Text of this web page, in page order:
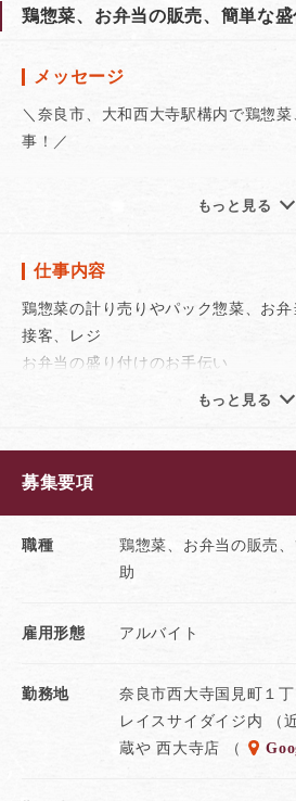
鶏惣菜、お弁当の販売、簡単な
メッセージ
＼奈良市、大和西大寺駅構内で鶏惣
事！／
◆学生さんに嬉しい待遇。テスト中、
い！
◆長く続けるスタッフ多数！
◆販売未経験でも大歓迎！
◆小さい店舗ですが学生さんが沢山活
もっと見る
仕事内容
鶏惣菜の計り売りやパック惣菜、お弁
接客、レジ
お弁当の盛り付けのお手伝い
鮮度・質・安心にこだわる自慢の味を
あなたも一緒に届けてみませんか。
また「働く人」を大切にする企業風土
イキイキと活躍できるのも当社なら
もっと見る
募集要項
職種
鶏惣菜、お弁当の販売
助
雇用形態 アルバイト
勤務地
奈良市西大寺国見町１
レイスサイダイジ内 （
蔵や 西大寺店 （